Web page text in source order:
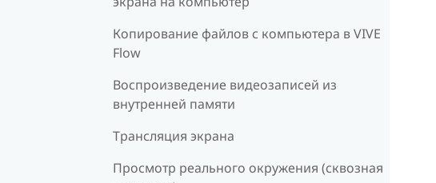
Копирование файлов с компьютера в VIVE
Flow
Воспроизведение видеозаписей из
внутренней памяти
Трансляция экрана
Просмотр реального окружения (сквозная